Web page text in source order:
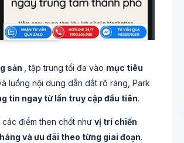
sản , tập trung tối đa vào mục tiêu
luồng nội dung dẫn dắt rõ ràng, Park
tin ngay từ lần truy cập đầu tiên.
các điểm then chốt như vị trí chiến
và ưu đãi theo từng giai đoạn.